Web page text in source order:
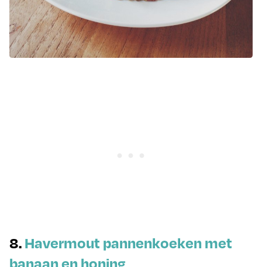
8.Havermout pannenkoeken met
banaan en honing